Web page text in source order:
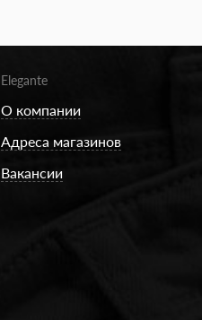
Elegante
О компании
Адреса магазинов
Вакансии